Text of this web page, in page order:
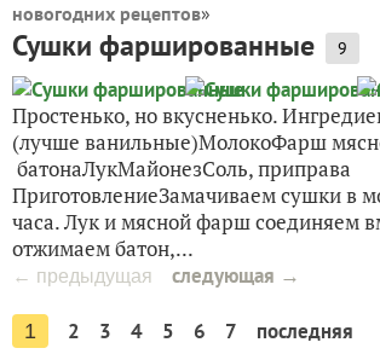
новогодних рецептов»
Сушки фаршированные 9
Простенько, но вкусненько.
(лучше ванильные)МолокоФарш
батонаЛукМайонезСоль, приправа
ПриготовлениеЗамачиваем сушки в
часа. Лук и мясной фарш соединяем
отжимаем батон,...
← предыдущая следующая →
1 2 3 4 5 6 7 последняя